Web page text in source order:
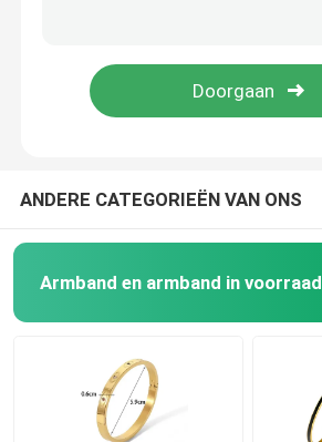
Nieuw in voorraad
Roestvrij staalarmband
ANDERE CATEGORIEËN VAN ONS
Armband en armband in voorraad